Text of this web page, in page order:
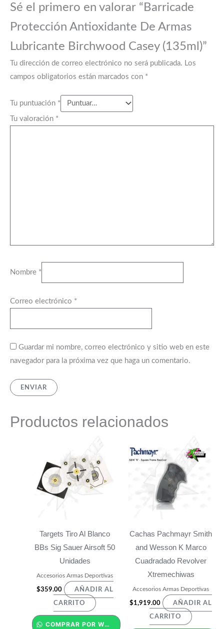
Sé el primero en valorar “Barricade
Protección Antioxidante De Armas
Lubricante Birchwood Casey (135ml)”
Tu dirección de correo electrónico no será publicada. Los
campos obligatorios están marcados con *
Tu puntuación *
Tu valoración *
Nombre *
Correo electrónico *
Guardar mi nombre, correo electrónico y sitio web en este
navegador para la próxima vez que haga un comentario.
Productos relacionados
Targets Tiro Al Blanco
BBs Sig Sauer Airsoft 50
Unidades
Accesorios Armas Deportivas
$359.00 AÑADIR AL
CARRITO
COMPRAR POR WHATSAPP
Cachas Pachmayr Smith
and Wesson K Marco
Cuadradado Revolver
Xtremechiwas
Accesorios Armas Deportivas
$1,919.00 AÑADIR AL
CARRITO